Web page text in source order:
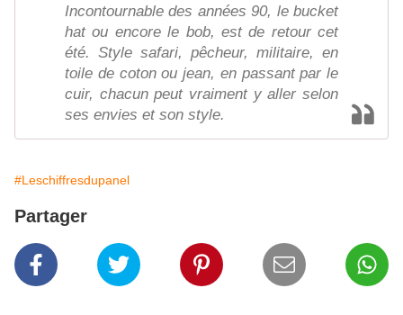
Incontournable des années 90, le bucket
hat ou encore le bob, est de retour cet
été. Style safari, pêcheur, militaire, en
toile de coton ou jean, en passant par le
cuir, chacun peut vraiment y aller selon
ses envies et son style.
#Leschiffresdupanel
Partager